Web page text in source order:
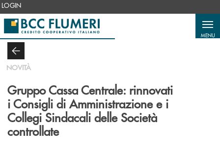
Salta al contenuto principale
LOGIN
MENU
NOVITÀ
Gruppo Cassa Centrale: rinnovati
i Consigli di Amministrazione e i
Collegi Sindacali delle Società
controllate